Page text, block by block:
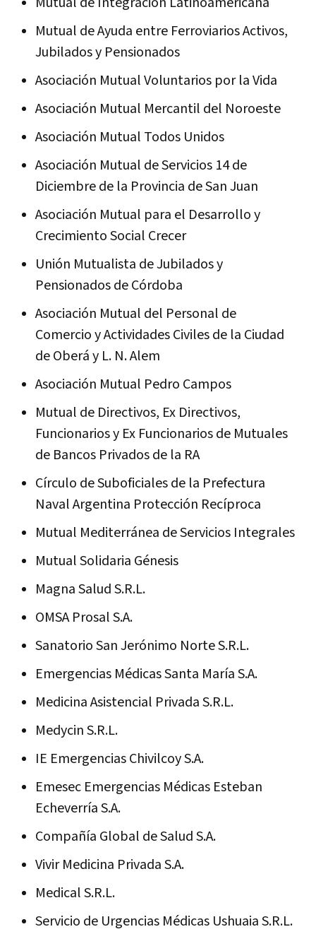
Mutual de Ayuda entre Ferroviarios Activos,
Jubilados y Pensionados
Asociación Mutual Voluntarios por la Vida
Asociación Mutual Mercantil del Noroeste
Asociación Mutual Todos Unidos
Asociación Mutual de Servicios 14 de
Diciembre de la Provincia de San Juan
Asociación Mutual para el Desarrollo y
Crecimiento Social Crecer
Unión Mutualista de Jubilados y
Pensionados de Córdoba
Asociación Mutual del Personal de
Comercio y Actividades Civiles de la Ciudad
de Oberá y L. N. Alem
Asociación Mutual Pedro Campos
Mutual de Directivos, Ex Directivos,
Funcionarios y Ex Funcionarios de Mutuales
de Bancos Privados de la RA
Círculo de Suboficiales de la Prefectura
Naval Argentina Protección Recíproca
Mutual Mediterránea de Servicios Integrales
Mutual Solidaria Génesis
Magna Salud S.R.L.
OMSA Prosal S.A.
Sanatorio San Jerónimo Norte S.R.L.
Emergencias Médicas Santa María S.A.
Medicina Asistencial Privada S.R.L.
Medycin S.R.L.
IE Emergencias Chivilcoy S.A.
Emesec Emergencias Médicas Esteban
Echeverría S.A.
Compañía Global de Salud S.A.
Vivir Medicina Privada S.A.
Medical S.R.L.
Servicio de Urgencias Médicas Ushuaia S.R.L.